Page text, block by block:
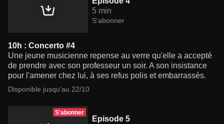
5 min
S'abonner
10h : Concerto #4
Une jeune musicienne repense au verre qu'elle a accepté
de prendre avec son professeur un soir. A son insistance
pour l'amener chez lui, à ses refus polis et embarrassés.
Disponible jusqu'au 22/10
S'abonner
Episode 5